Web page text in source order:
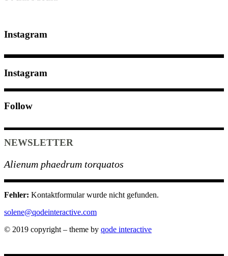
Instagram
Instagram
Follow
NEWSLETTER
Alienum phaedrum torquatos
Fehler: Kontaktformular wurde nicht gefunden.
solene@qodeinteractive.com
© 2019 copyright – theme by qode interactive